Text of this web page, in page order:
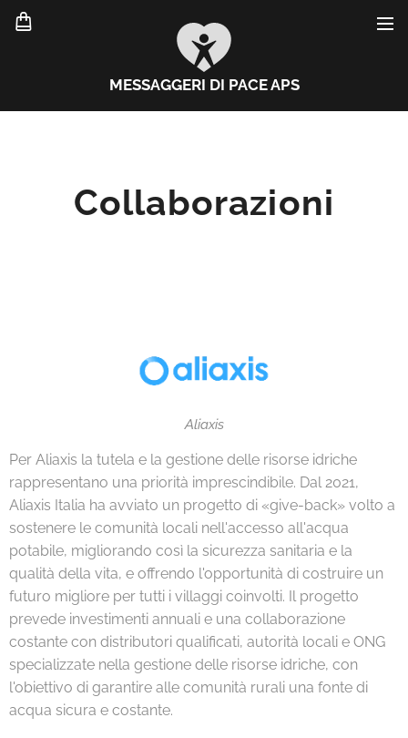
MESSAGGERI DI PACE APS
Collaborazioni
Aliaxis
Per Aliaxis la tutela e la gestione delle risorse idriche
rappresentano una priorità imprescindibile. Dal 2021,
Aliaxis Italia ha avviato un progetto di «give-back» volto a
sostenere le comunità locali nell'accesso all'acqua
potabile, migliorando così la sicurezza sanitaria e la
qualità della vita, e offrendo l'opportunità di costruire un
futuro migliore per tutti i villaggi coinvolti. Il progetto
prevede investimenti annuali e una collaborazione
costante con distributori qualificati, autorità locali e ONG
specializzate nella gestione delle risorse idriche, con
l'obiettivo di garantire alle comunità rurali una fonte di
acqua sicura e costante.